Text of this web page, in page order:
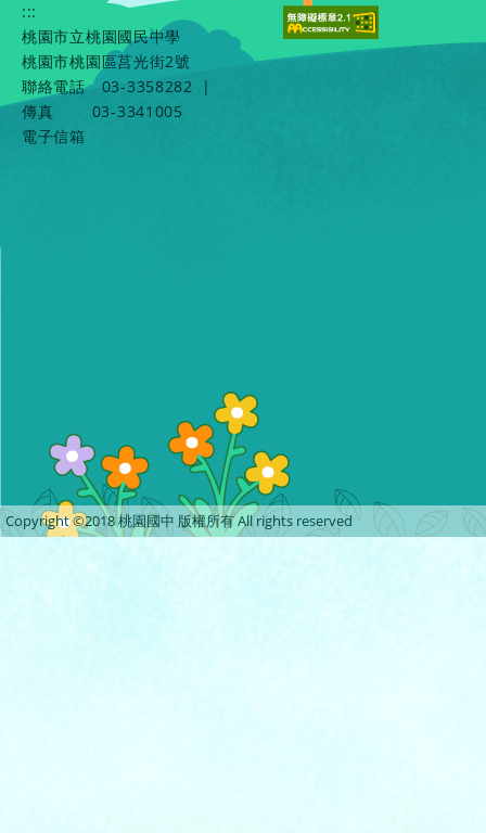
:::
桃園市立桃園國民中學
桃園市桃園區莒光街2號
聯絡電話
03-3358282
|
傳真
03-3341005
電子信箱
Copyright ©2018 桃園國中 版權所有 All rights reserved